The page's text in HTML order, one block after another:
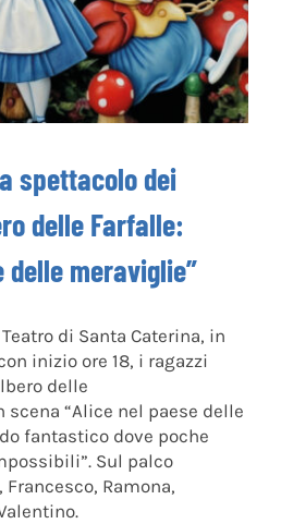
spettacolo dei
delle Farfalle:
delle meraviglie”
di Santa Caterina, in
inizio ore 18, i ragazzi
delle
scena “Alice nel paese delle
fantastico dove poche
Sul palco
Ramona,